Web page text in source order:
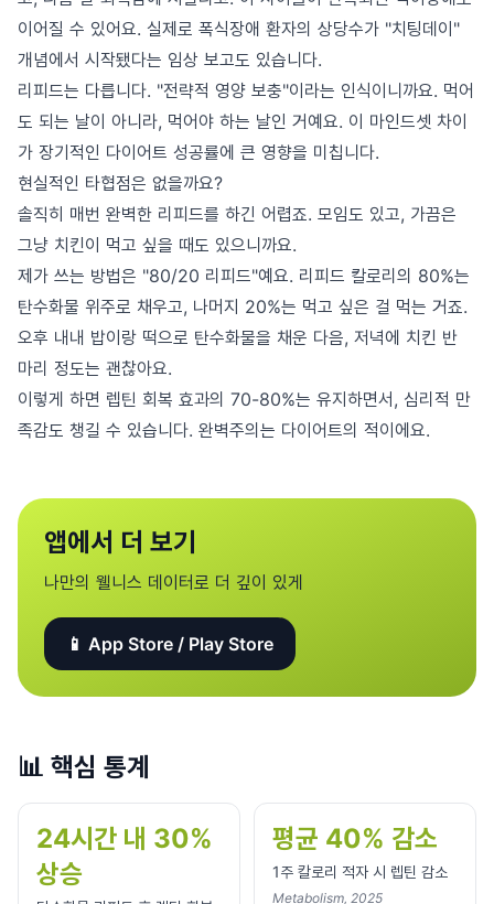
이어질 수 있어요. 실제로 폭식장애 환자의 상당수가 "치팅데이"
개념에서 시작됐다는 임상 보고도 있습니다.
리피드는 다릅니다. "전략적 영양 보충"이라는 인식이니까요. 먹어
도 되는 날이 아니라, 먹어야 하는 날인 거예요. 이 마인드셋 차이
가 장기적인 다이어트 성공률에 큰 영향을 미칩니다.
현실적인 타협점은 없을까요?
솔직히 매번 완벽한 리피드를 하긴 어렵죠. 모임도 있고, 가끔은
그냥 치킨이 먹고 싶을 때도 있으니까요.
제가 쓰는 방법은 "80/20 리피드"예요. 리피드 칼로리의 80%는
탄수화물 위주로 채우고, 나머지 20%는 먹고 싶은 걸 먹는 거죠.
오후 내내 밥이랑 떡으로 탄수화물을 채운 다음, 저녁에 치킨 반
마리 정도는 괜찮아요.
이렇게 하면 렙틴 회복 효과의 70-80%는 유지하면서, 심리적 만
족감도 챙길 수 있습니다. 완벽주의는 다이어트의 적이에요.
앱에서 더 보기
나만의 웰니스 데이터로 더 깊이 있게
📱 App Store / Play Store
📊 핵심 통계
24시간 내 30%
상승
평균 40% 감소
1주 칼로리 적자 시 렙틴 감소
Metabolism, 2025